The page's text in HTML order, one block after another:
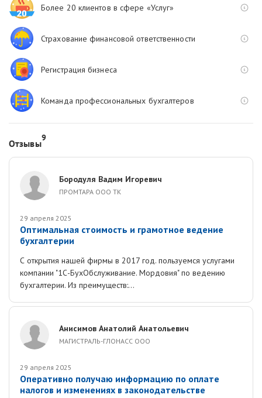
Более 20 клиентов в сфере «Услуг»
Страхование финансовой ответственности
Регистрация бизнеса
Команда профессиональных бухгалтеров
Отзывы9
Бородуля Вадим Игоревич
ПРОМТАРА ООО ТК
29 апреля 2025
Оптимальная стоимость и грамотное ведение
бухгалтерии
С открытия нашей фирмы в 2017 год. пользуемся услугами
компании "1С-БухОбслуживание. Мордовия" по ведению
бухгалтерии. Из преимуществ:...
Анисимов Анатолий Анатольевич
МАГИСТРАЛЬ-ГЛОНАСС ООО
29 апреля 2025
Оперативно получаю информацию по оплате
налогов и изменениях в законодательстве